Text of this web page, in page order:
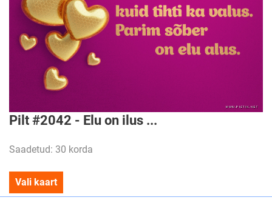
Pilt #2042 - Elu on ilus ...
Saadetud: 30 korda
Vali kaart